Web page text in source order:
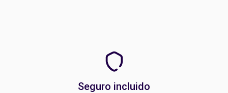
Seguro incluido